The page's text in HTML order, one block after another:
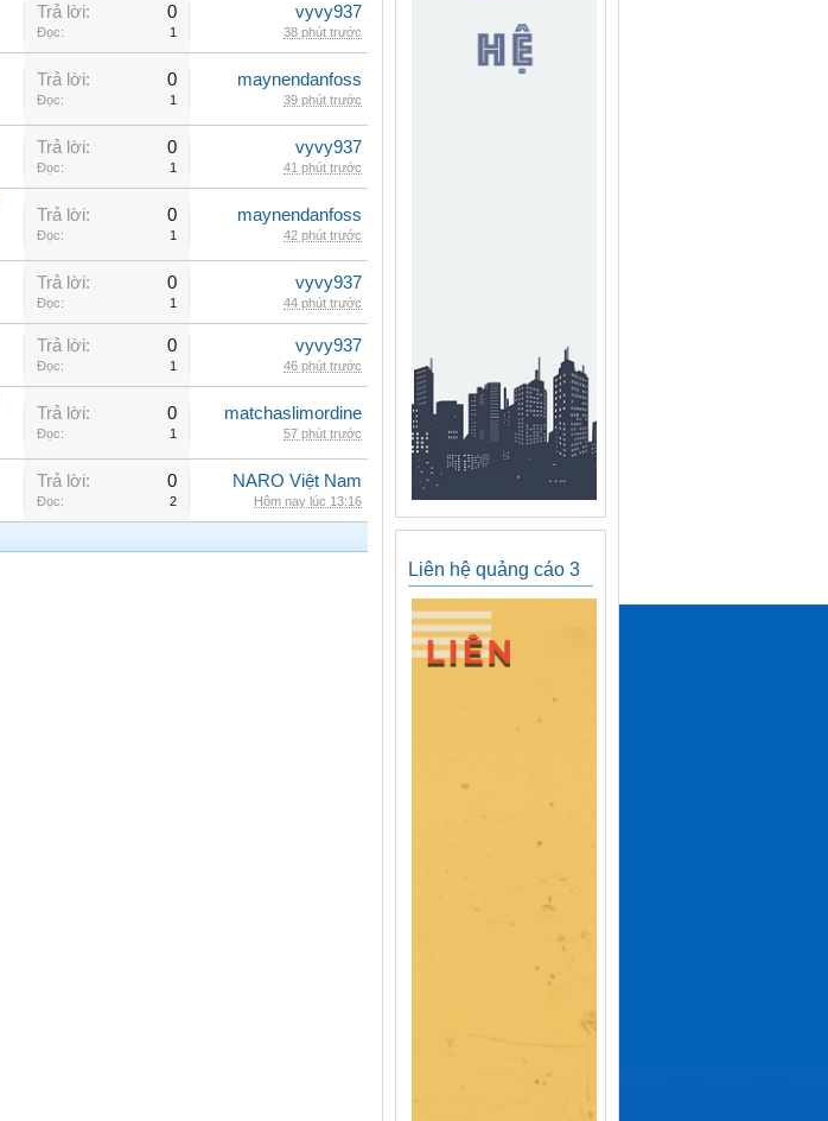
Trả lời: 0
Đọc: 1
vyvy937
38 phút trước
Trả lời: 0
Đọc: 1
maynendanfoss
39 phút trước
Trả lời: 0
Đọc: 1
vyvy937
41 phút trước
Trả lời: 0
Đọc: 1
maynendanfoss
42 phút trước
Trả lời: 0
Đọc: 1
vyvy937
44 phút trước
Trả lời: 0
Đọc: 1
vyvy937
46 phút trước
Trả lời: 0
Đọc: 1
matchaslimordine
57 phút trước
Trả lời: 0
Đọc: 2
NARO Việt Nam
Hôm nay lúc 13:16
Liên hệ quảng cáo 3